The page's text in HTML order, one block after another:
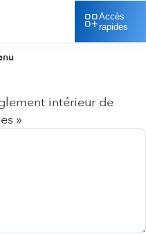
Accès
rapides
intérieur de
»